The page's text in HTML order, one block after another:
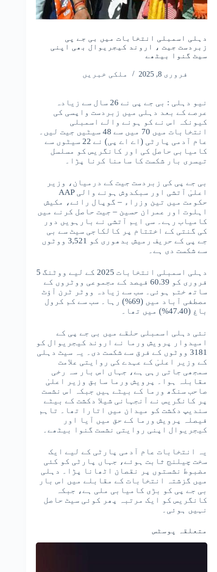
دہلی اسمبلی انتخابات میں بی جے پی
زبردست جیت ، اروند کیجریوال بھی اپنی
سیٹ گنوا بیٹھے
فروری 8, 2025 ملکی خبریں
نیو دہلی : بی جے پی نے 26 سال سے زیادہ
عرصے کے بعد دہلی میں زبردست واپسی کی
کیونکہ اس نے کو ہونے والے اسمبلی
انتخابات میں 70 میں سے 48 سیٹیں جیت لیں۔
عام آدمی پارٹی (اے اے پی) نے 22 سیٹوں سے
کامیابی حاصل کی اور کانگریس کو مسلسل
تیسری بار شکست کا سامنا کرنا پڑا۔
بی جے پی کی زبردست جیت کے درمیان، وزیر
اعلیٰ آتشی اور سبکدوش ہونے والی AAP
حکومت میں تین وزراء – گوپال رائے، مکیش
اہلوت اور عمران حسین – جیت حاصل کرنے میں
کامیاب رہے۔ سی ایم آتشی نے بارہویں دور
کی گنتی کے اختتام پر کالکاجی سیٹ سے بی
جے پی کے حریف رمیش بدھوری کو 3,521 ووٹوں
سے شکست دی ہے۔
دہلی اسمبلی انتخابات 2025 کے لیے ووٹنگ 5
فروری کو 60.39 فیصد کے مجموعی ووٹروں کے
ساتھ ختم ہوئی۔ سب سے زیادہ ووٹر ٹرن آؤٹ
مصطفی آباد میں (69%) رہا۔ سب سے کم کرول
باغ (47.40%) میں تھا۔
نئی دہلی اسمبلی حلقے میں بی جے پی کے
امیدوار پرویش ورما نے اروند کیجریوال کو
3181 ووٹوں کے فرق سے شکست دی۔ یہ سیٹ دہلی
کے وزیر اعلیٰ کے عہدے کی روایتی علامت
سمجھی جاتی رہی ہے، جہاں اس بار سہ رخی
مقابلہ ہوا۔ پرویش ورما سابق وزیر اعلیٰ
صاحب سنگھ ورما کے بیٹے ہیں جبکہ اس نشست
پر کانگریس نے آنجہانی شیلا دکشت کے بیٹے
سندیپ دکشت کو میدان میں اتارا تھا۔ تاہم
فیصلہ پرویش ورما کے حق میں آیا اور
کیجریوال اپنی روایتی نشست گنوا بیٹھے۔
یہ انتخابات عام آدمی پارٹی کے لیے ایک
سخت چیلنج ثابت ہوئے، جہاں پارٹی کو کئی
مضبوط نشستوں پر نقصان اٹھانا پڑا۔ دہلی
میں گزشتہ انتخابات کے مقابلے میں اس بار
بی جے پی کو بڑی کامیابی ملی ہے، جبکہ
کانگریس کو ایک مرتبہ پھر کوئی سیٹ حاصل
نہیں ہوئی۔
متعلقہ پوسٹس